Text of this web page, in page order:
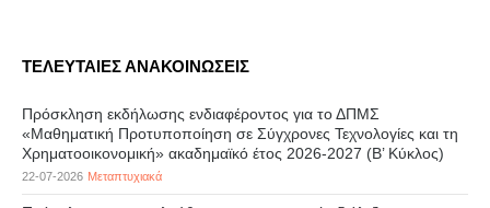
ΤΕΛΕΥΤΑΙΕΣ ΑΝΑΚΟΙΝΩΣΕΙΣ
Πρόσκληση εκδήλωσης ενδιαφέροντος για το ΔΠΜΣ
«Μαθηματική Προτυποποίηση σε Σύγχρονες Τεχνολογίες και τη
Χρηματοοικονομική» ακαδημαϊκό έτος 2026-2027 (B’ Kύκλος)
22-07-2026 Μεταπτυχιακά